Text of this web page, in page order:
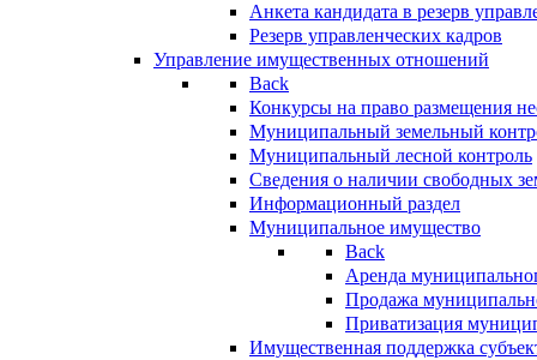
Анкета кандидата в резерв
Резерв управленческих кадров
Управление имущественных отношений
Back
Конкурсы на право размещения
Муниципальный земельный
Муниципальный лесной контроль
Сведения о наличии свободных
Информационный раздел
Муниципальное имущество
Back
Аренда
Продажа
Приватизация
Имущественная поддержка